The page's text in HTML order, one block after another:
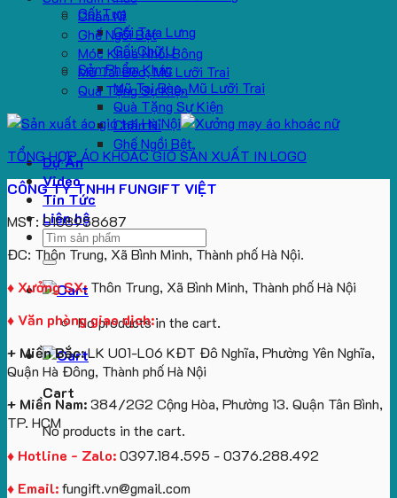
Gối Tựa
Gối Tựa Lưng
Gối Chữ U
Sản Phẩm Khác
Mũ Tai Bèo, Mũ Lưỡi Trai
Quà Tặng Sự Kiện
Chăn Nỉ
Ghế Ngồi Bệt
Dự Án
Video
Tin Tức
Liên hệ
Search
for:
No products in the cart.
Cart
No products in the cart.
Chăn Nỉ
Ghế Ngồi Bệt
Móc Khoá Nhồi Bông
Mũ Tai Bèo, Mũ Lưỡi Trai
Quà Tặng Sự Kiện
TỔNG HỢP ÁO KHOÁC GIÓ SẢN XUẤT IN LOGO
CÔNG TY TNHH FUNGIFT VIỆT
MST: 0108958687
ĐC: Thôn Trung, Xã Bình Minh, Thành phố Hà Nội.
♦ Xưởng SX: Thôn Trung, Xã Bình Minh, Thành phố Hà Nội
♦ Văn phòng giao dịch:
+ Miền Bắc:LK U01-L06 KĐT Đô Nghĩa, Phường Yên Nghĩa,
Quận Hà Đông, Thành phố Hà Nội
+ Miền Nam:384/2G2 Cộng Hòa, Phường 13. Quận Tân Bình,
TP. HCM
♦ Hotline - Zalo:0397.184.595 - 0376.288.492
♦ Email:fungift.vn@gmail.com